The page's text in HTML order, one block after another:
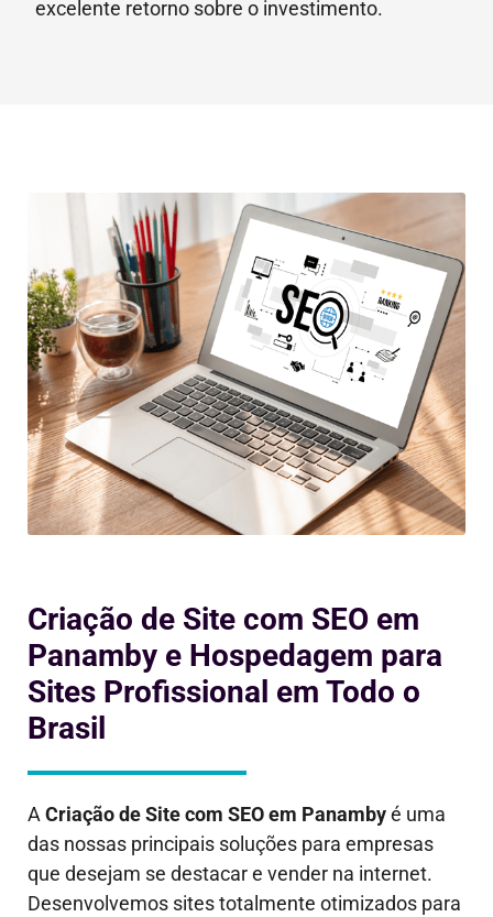
excelente retorno sobre o investimento.
Criação de Site com SEO em
Panamby e Hospedagem para
Sites Profissional em Todo o
Brasil
ACriação de Site com SEO em Panambyé uma
das nossas principais soluções para empresas
que desejam se destacar e vender na internet.
Desenvolvemos sites totalmente otimizados para